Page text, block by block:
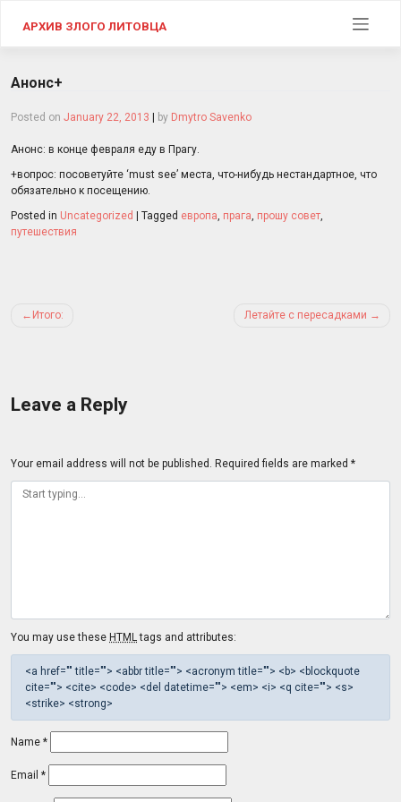
АРХИВ ЗЛОГО ЛИТОВЦА
Анонс+
Posted on January 22, 2013 | by Dmytro Savenko
Анонс: в конце февраля еду в Прагу.
+вопрос: посоветуйте ‘must see’ места, что-нибудь нестандартное, что
обязательно к посещению.
Posted in Uncategorized Tagged европа, прага, прошу совет,
путешествия
Post
Итого: Летайте с пересадками
Leave a Reply
Your email address will not be published. Required fields are marked *
You may use these HTML tags and attributes:
<a href="" title=""> <abbr title=""> <acronym title=""> <b> <blockquote
cite=""> <cite> <code> <del datetime=""> <em> <i> <q cite=""> <s>
<strike> <strong>
Name *
Email *